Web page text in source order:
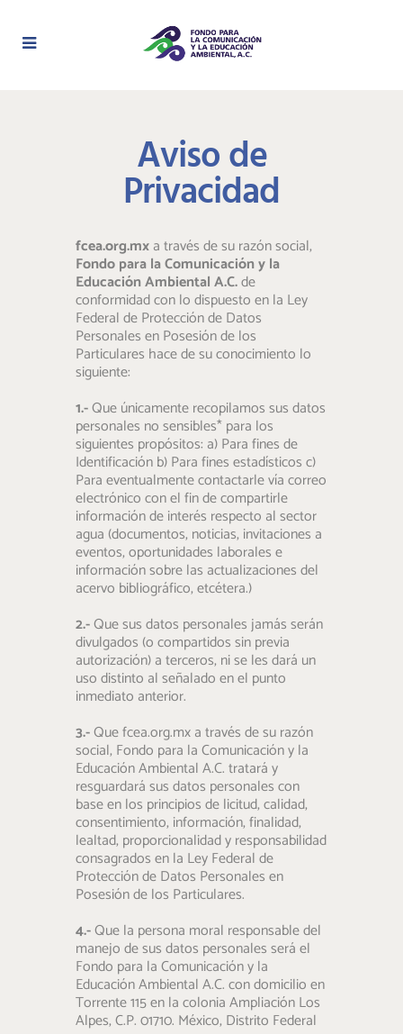
Aviso de
Privacidad
fcea.org.mxa través de su razón social,
Fondo para la Comunicación y la
Educación Ambiental A.C.de
conformidad con lo dispuesto en la Ley
Federal de Protección de Datos
Personales en Posesión de los
Particulares hace de su conocimiento lo
siguiente:
1.-Que únicamente recopilamos sus datos
personales no sensibles* para los
siguientes propósitos: a) Para fines de
Identificación b) Para fines estadísticos c)
Para eventualmente contactarle vía correo
electrónico con el fin de compartirle
información de interés respecto al sector
agua (documentos, noticias, invitaciones a
eventos, oportunidades laborales e
información sobre las actualizaciones del
acervo bibliográfico, etcétera.)
2.-Que sus datos personales jamás serán
divulgados (o compartidos sin previa
autorización) a terceros, ni se les dará un
uso distinto al señalado en el punto
inmediato anterior.
3.-Que fcea.org.mx a través de su razón
social, Fondo para la Comunicación y la
Educación Ambiental A.C. tratará y
resguardará sus datos personales con
base en los principios de licitud, calidad,
consentimiento, información, finalidad,
lealtad, proporcionalidad y responsabilidad
consagrados en la Ley Federal de
Protección de Datos Personales en
Posesión de los Particulares.
4.-Que la persona moral responsable del
manejo de sus datos personales será el
Fondo para la Comunicación y la
Educación Ambiental A.C. con domicilio en
Torrente 115 en la colonia Ampliación Los
Alpes, C.P. 01710. México, Distrito Federal